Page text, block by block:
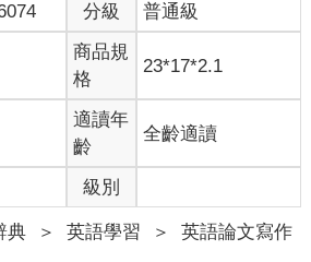
言亂語，便要打破它們。
取別處無法提供的分析，但我們也希望
若每讀一句話都會看到陳腔濫調，難免
作者若善用新穎的意象、類比和措辭來
分級 普通級
商品規
格
23*17*2.1
適讀年
齡
全齡適讀
級別
典 ＞ 英語學習 ＞ 英語論文寫作